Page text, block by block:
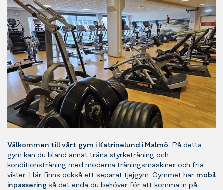
Välkommen till vårt gym i Katrinelund i Malmö. På detta
gym kan du bland annat träna styrketräning och
konditionsträning med moderna träningsmaskiner och fria
vikter. Här finns också ett separat tjejgym. Gymmet har mobil
inpassering så det enda du behöver för att komma in på